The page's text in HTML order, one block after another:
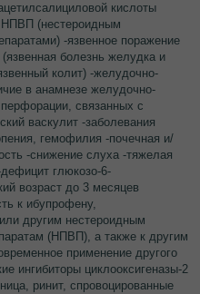
кислоты
НПВП (нестероидным
-язвенное поражение
болезнь желудка и
колит) -желудочно-
в анамнезе желудочно-
связанных с
васкулит -заболевания
гемофилия -почечная и/
-снижение слуха -тяжелая
глюкозо-6-
возраст до 3 месяцев
к ибупрофену,
другим нестероидным
(НПВП), а также к другим
применение другого
ингибиторы циклооксигеназы-2
ринит, спровоцированные